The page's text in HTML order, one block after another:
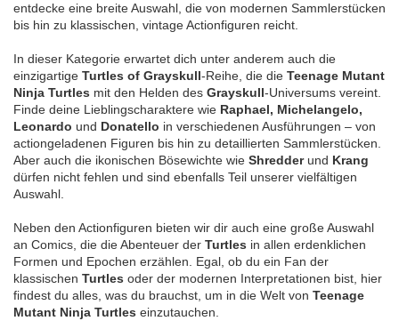
entdecke eine breite Auswahl, die von modernen Sammlerstücken
bis hin zu klassischen, vintage Actionfiguren reicht.
In dieser Kategorie erwartet dich unter anderem auch die
einzigartige Turtles of Grayskull-Reihe, die die Teenage Mutant
Ninja Turtles mit den Helden des Grayskull-Universums vereint.
Finde deine Lieblingscharaktere wie Raphael, Michelangelo,
Leonardo und Donatello in verschiedenen Ausführungen – von
actiongeladenen Figuren bis hin zu detaillierten Sammlerstücken.
Aber auch die ikonischen Bösewichte wie Shredderund Krang
dürfen nicht fehlen und sind ebenfalls Teil unserer vielfältigen
Auswahl.
Neben den Actionfiguren bieten wir dir auch eine große Auswahl
an Comics, die die Abenteuer der Turtles in allen erdenklichen
Formen und Epochen erzählen. Egal, ob du ein Fan der
klassischen Turtles oder der modernen Interpretationen bist, hier
findest du alles, was du brauchst, um in die Welt von Teenage
Mutant Ninja Turtles einzutauchen.